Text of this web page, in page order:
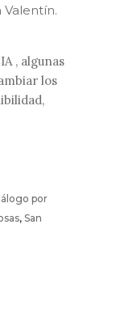
Valentín.
, algunas
los
por
, San